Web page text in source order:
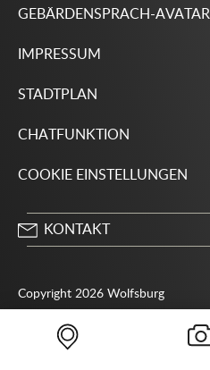
GEBÄRDENSPRACH-AVATAR
IMPRESSUM
STADTPLAN
CHATFUNKTION
COOKIE EINSTELLUNGEN
KONTAKT
38440 Wolfsburg
05361 28-1234
Copyright 2026 Wolfsburg